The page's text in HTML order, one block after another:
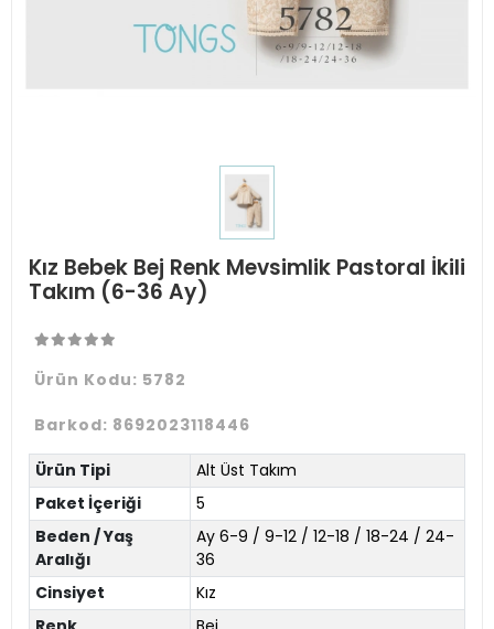
Kız Bebek Bej Renk Mevsimlik Pastoral İkili
Takım (6-36 Ay)
Ürün Kodu: 5782
Barkod: 8692023118446
Ürün Tipi
Alt Üst Takım
Paket İçeriği
5
Beden / Yaş
Aralığı
Ay 6-9 / 9-12 / 12-18 / 18-24 / 24-
36
Cinsiyet
Kız